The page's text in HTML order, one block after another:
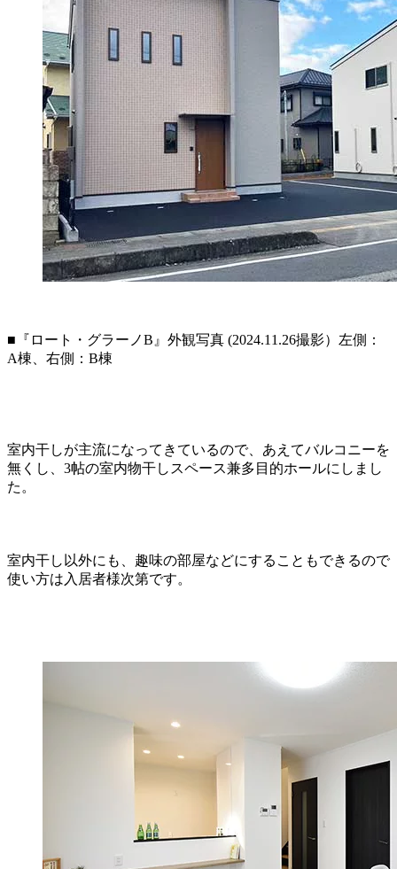
■『ロート・グラーノB』外観写真 (2024.11.26撮影）左側：
A棟、右側：B棟
室内干しが主流になってきているので、あえてバルコニーを
無くし、3帖の室内物干しスペース兼多目的ホールにしまし
た。
室内干し以外にも、趣味の部屋などにすることもできるので
使い方は入居者様次第です。